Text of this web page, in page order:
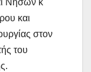
Νήσων κ
και
στον
του